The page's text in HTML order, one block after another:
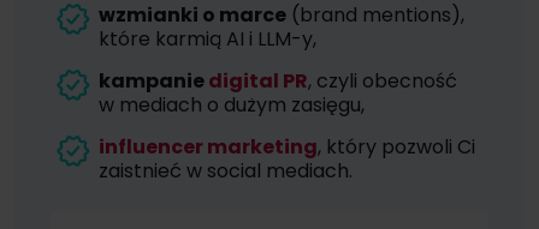
wzmianki o marce (brand mentions),
które karmią AI i LLM-y,
kampaniedigital PR, czyli obecność
w mediach o dużym zasięgu,
influencer marketing, który pozwoli Ci
zaistnieć w social mediach.